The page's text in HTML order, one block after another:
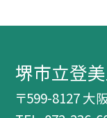
堺市立登
〒599-8127 大